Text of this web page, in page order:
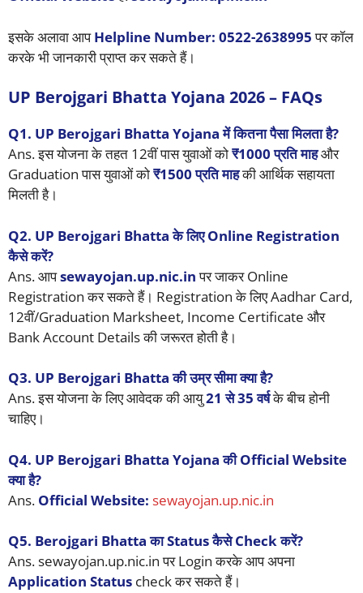
इसके अलावा आपHelpline Number: 0522-2638995पर कॉल
करके भी जानकारी प्राप्त कर सकते हैं।
UP Berojgari Bhatta Yojana 2026 – FAQs
Q1. UP Berojgari Bhatta Yojana में कितना पैसा मिलता है?
Ans. इस योजना के तहत 12वीं पास युवाओं को₹1000 प्रति माहऔर
Graduation पास युवाओं को₹1500 प्रति माहकी आर्थिक सहायता
मिलती है।
Q2. UP Berojgari Bhatta के लिए Online Registration
कैसे करें?
Ans. आपsewayojan.up.nic.inपर जाकर Online
Registration कर सकते हैं। Registration के लिए Aadhar Card,
12वीं/Graduation Marksheet, Income Certificate और
Bank Account Details की जरूरत होती है।
Q3. UP Berojgari Bhatta की उम्र सीमा क्या है?
Ans. इस योजना के लिए आवेदक की आयु21 से 35 वर्षके बीच होनी
चाहिए।
Q4. UP Berojgari Bhatta Yojana की Official Website
क्या है?
Ans. Official Website: sewayojan.up.nic.in
Q5. Berojgari Bhatta का Status कैसे Check करें?
Ans. sewayojan.up.nic.in पर Login करके आप अपना
Application Status check कर सकते हैं।